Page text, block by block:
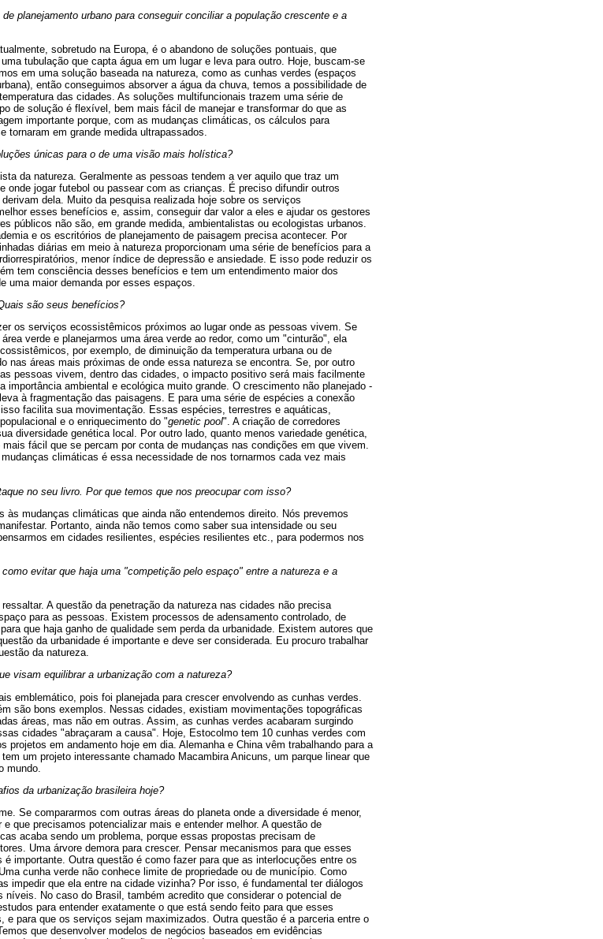
planejamento urbano para conseguir conciliar a população crescente e a
sobretudo na Europa, é o abandono de soluções pontuais, que
tubulação que capta água em um lugar e leva para outro. Hoje, buscam-se
em uma solução baseada na natureza, como as cunhas verdes (espaços
então conseguimos absorver a água da chuva, temos a possibilidade de
das cidades. As soluções multifuncionais trazem uma série de
de solução é flexível, bem mais fácil de manejar e transformar do que as
importante porque, com as mudanças climáticas, os cálculos para
em grande medida ultrapassados.
únicas para o de uma visão mais holística?
da natureza. Geralmente as pessoas tendem a ver aquilo que traz um
onde jogar futebol ou passear com as crianças. É preciso difundir outros
dela. Muito da pesquisa realizada hoje sobre os serviços
esses benefícios e, assim, conseguir dar valor a eles e ajudar os gestores
públicos não são, em grande medida, ambientalistas ou ecologistas urbanos.
e os escritórios de planejamento de paisagem precisa acontecer. Por
diárias em meio à natureza proporcionam uma série de benefícios para a
menor índice de depressão e ansiedade. E isso pode reduzir os
tem consciência desses benefícios e tem um entendimento maior dos
uma maior demanda por esses espaços.
são seus benefícios?
os serviços ecossistêmicos próximos ao lugar onde as pessoas vivem. Se
verde e planejarmos uma área verde ao redor, como um "cinturão", ela
por exemplo, de diminuição da temperatura urbana ou de
nas áreas mais próximas de onde essa natureza se encontra. Se, por outro
pessoas vivem, dentro das cidades, o impacto positivo será mais facilmente
ambiental e ecológica muito grande. O crescimento não planejado -
à fragmentação das paisagens. E para uma série de espécies a conexão
facilita sua movimentação. Essas espécies, terrestres e aquáticas,
e o enriquecimento do "genetic pool". A criação de corredores
diversidade genética local. Por outro lado, quanto menos variedade genética,
fácil que se percam por conta de mudanças nas condições em que vivem.
climáticas é essa necessidade de nos tornarmos cada vez mais
no seu livro. Por que temos que nos preocupar com isso?
às mudanças climáticas que ainda não entendemos direito. Nós prevemos
Portanto, ainda não temos como saber sua intensidade ou seu
em cidades resilientes, espécies resilientes etc., para podermos nos
evitar que haja uma "competição pelo espaço" entre a natureza e a
A questão da penetração da natureza nas cidades não precisa
para as pessoas. Existem processos de adensamento controlado, de
que haja ganho de qualidade sem perda da urbanidade. Existem autores que
da urbanidade é importante e deve ser considerada. Eu procuro trabalhar
da natureza.
visam equilibrar a urbanização com a natureza?
emblemático, pois foi planejada para crescer envolvendo as cunhas verdes.
são bons exemplos. Nessas cidades, existiam movimentações topográficas
áreas, mas não em outras. Assim, as cunhas verdes acabaram surgindo
cidades "abraçaram a causa". Hoje, Estocolmo tem 10 cunhas verdes com
em andamento hoje em dia. Alemanha e China vêm trabalhando para a
um projeto interessante chamado Macambira Anicuns, um parque linear que
mundo.
da urbanização brasileira hoje?
Se compararmos com outras áreas do planeta onde a diversidade é menor,
que precisamos potencializar mais e entender melhor. A questão de
acaba sendo um problema, porque essas propostas precisam de
Uma árvore demora para crescer. Pensar mecanismos para que esses
importante. Outra questão é como fazer para que as interlocuções entre os
cunha verde não conhece limite de propriedade ou de município. Como
impedir que ela entre na cidade vizinha? Por isso, é fundamental ter diálogos
No caso do Brasil, também acredito que considerar o potencial de
para entender exatamente o que está sendo feito para que esses
para que os serviços sejam maximizados. Outra questão é a parceria entre o
que desenvolver modelos de negócios baseados em evidências